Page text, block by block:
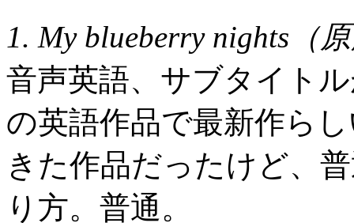
1. My blueberry nights（
音声英語、サブタイト
の英語作品で最新作ら
きた作品だったけど、
り方。普通。